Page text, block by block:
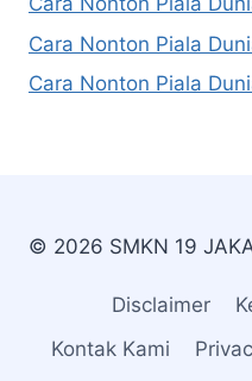
Cara Nonton Piala
Cara Nonton Piala
© 2026 SMKN 19
Disclaimer
Kontak Kami